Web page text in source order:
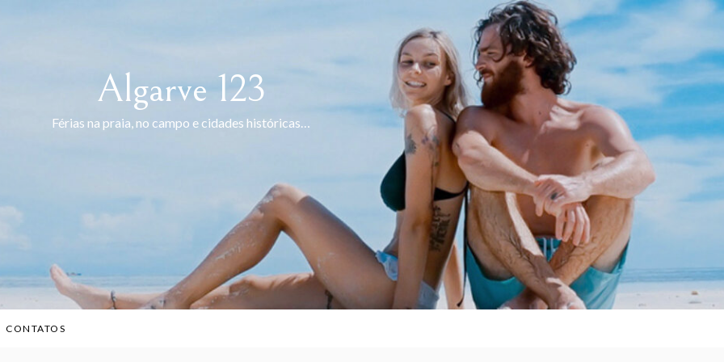
Algarve 123
Férias na praia, no campo e cidades históricas…
CONTATOS